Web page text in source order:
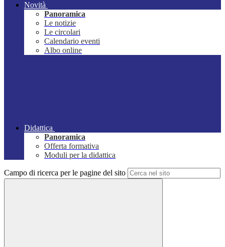
Novità
Panoramica
Le notizie
Le circolari
Calendario eventi
Albo online
Didattica
Panoramica
Offerta formativa
Moduli per la didattica
Campo di ricerca per le pagine del sito